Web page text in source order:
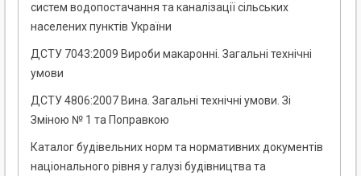
систем водопостачання та каналізації сільських
населених пунктів України
ДСТУ 7043:2009 Вироби макаронні. Загальні технічні
умови
ДСТУ 4806:2007 Вина. Загальні технічні умови. Зі
Зміною № 1 та Поправкою
Каталог будівельних норм та нормативних документів
національного рівня у галузі будівництва та